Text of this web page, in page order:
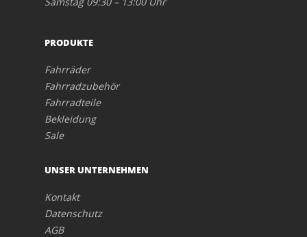
PRODUKTE
Fahrräder
Fahrradzubehör
Fahrradteile
Bekleidung
Sale
UNSER UNTERNEHMEN
Kontakt
Datenschutz
AGB